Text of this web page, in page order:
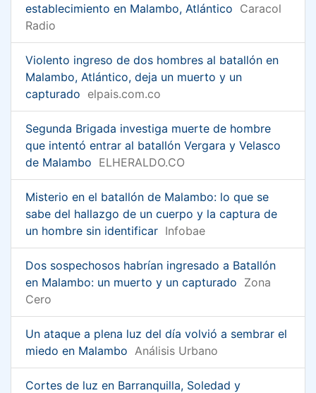
establecimiento en Malambo, Atlántico Caracol
Radio
Violento ingreso de dos hombres al batallón en
Malambo, Atlántico, deja un muerto y un
capturado elpais.com.co
Segunda Brigada investiga muerte de hombre
que intentó entrar al batallón Vergara y Velasco
de Malambo ELHERALDO.CO
Misterio en el batallón de Malambo: lo que se
sabe del hallazgo de un cuerpo y la captura de
un hombre sin identificar Infobae
Dos sospechosos habrían ingresado a Batallón
en Malambo: un muerto y un capturado Zona
Cero
Un ataque a plena luz del día volvió a sembrar el
miedo en Malambo Análisis Urbano
Cortes de luz en Barranquilla, Soledad y